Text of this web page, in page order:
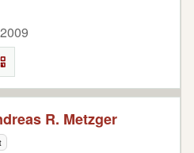
R. Metzger